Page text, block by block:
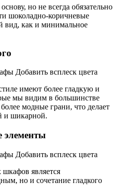
но не всегда обязательно
шоколадно-коричневые
вид, как и минимальное
имеют более гладкую и
мы видим в большинстве
модные грани, что делает
и шикарной.
элементы
является
но и сочетание гладкого